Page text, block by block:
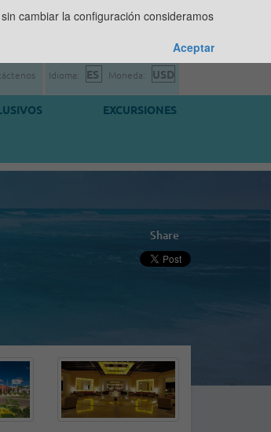
Idioma: Moneda:
EXCURSIONES
Share
cambiar la configuración consideramos
Aceptar